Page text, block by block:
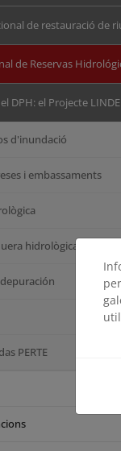
de restauració de
de Reservas
DPH: el Projecte LINDE
d'inundació
i embassaments
hidrològica
PERTE